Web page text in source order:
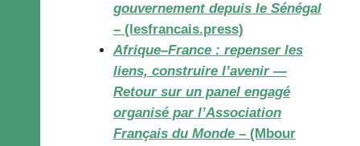
gouvernement depuis le Sénégal
– (lesfrancais.press)
Afrique–France : repenser les
liens, construire l’avenir —
Retour sur un panel engagé
organisé par l’Association
Français du Monde– (Mbour